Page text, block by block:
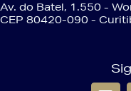
Av. do Batel, 1.550 -
CEP 80420-090 -